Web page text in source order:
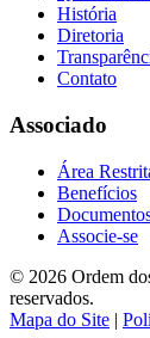
História
Diretoria
Contato
Associado
Área
Benefícios
Associe-se
© 2026 Ordem
reservados.
Mapa do Site |